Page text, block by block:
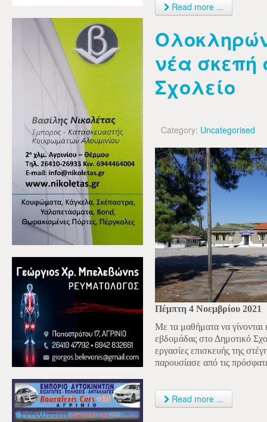
Read more ...
νέα σκεπή
Σχολείο
Category: Uncategorised
Πέμπτη 4 Νοεμβρίου 2021
Με τα μαθήματα να γίνονται
εβδομάδας στο Δημοτικό
εργασίες επισκευής της
παρουσίασε από τις
Read more ...